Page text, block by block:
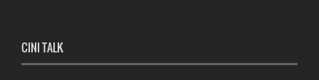
CINI TALK